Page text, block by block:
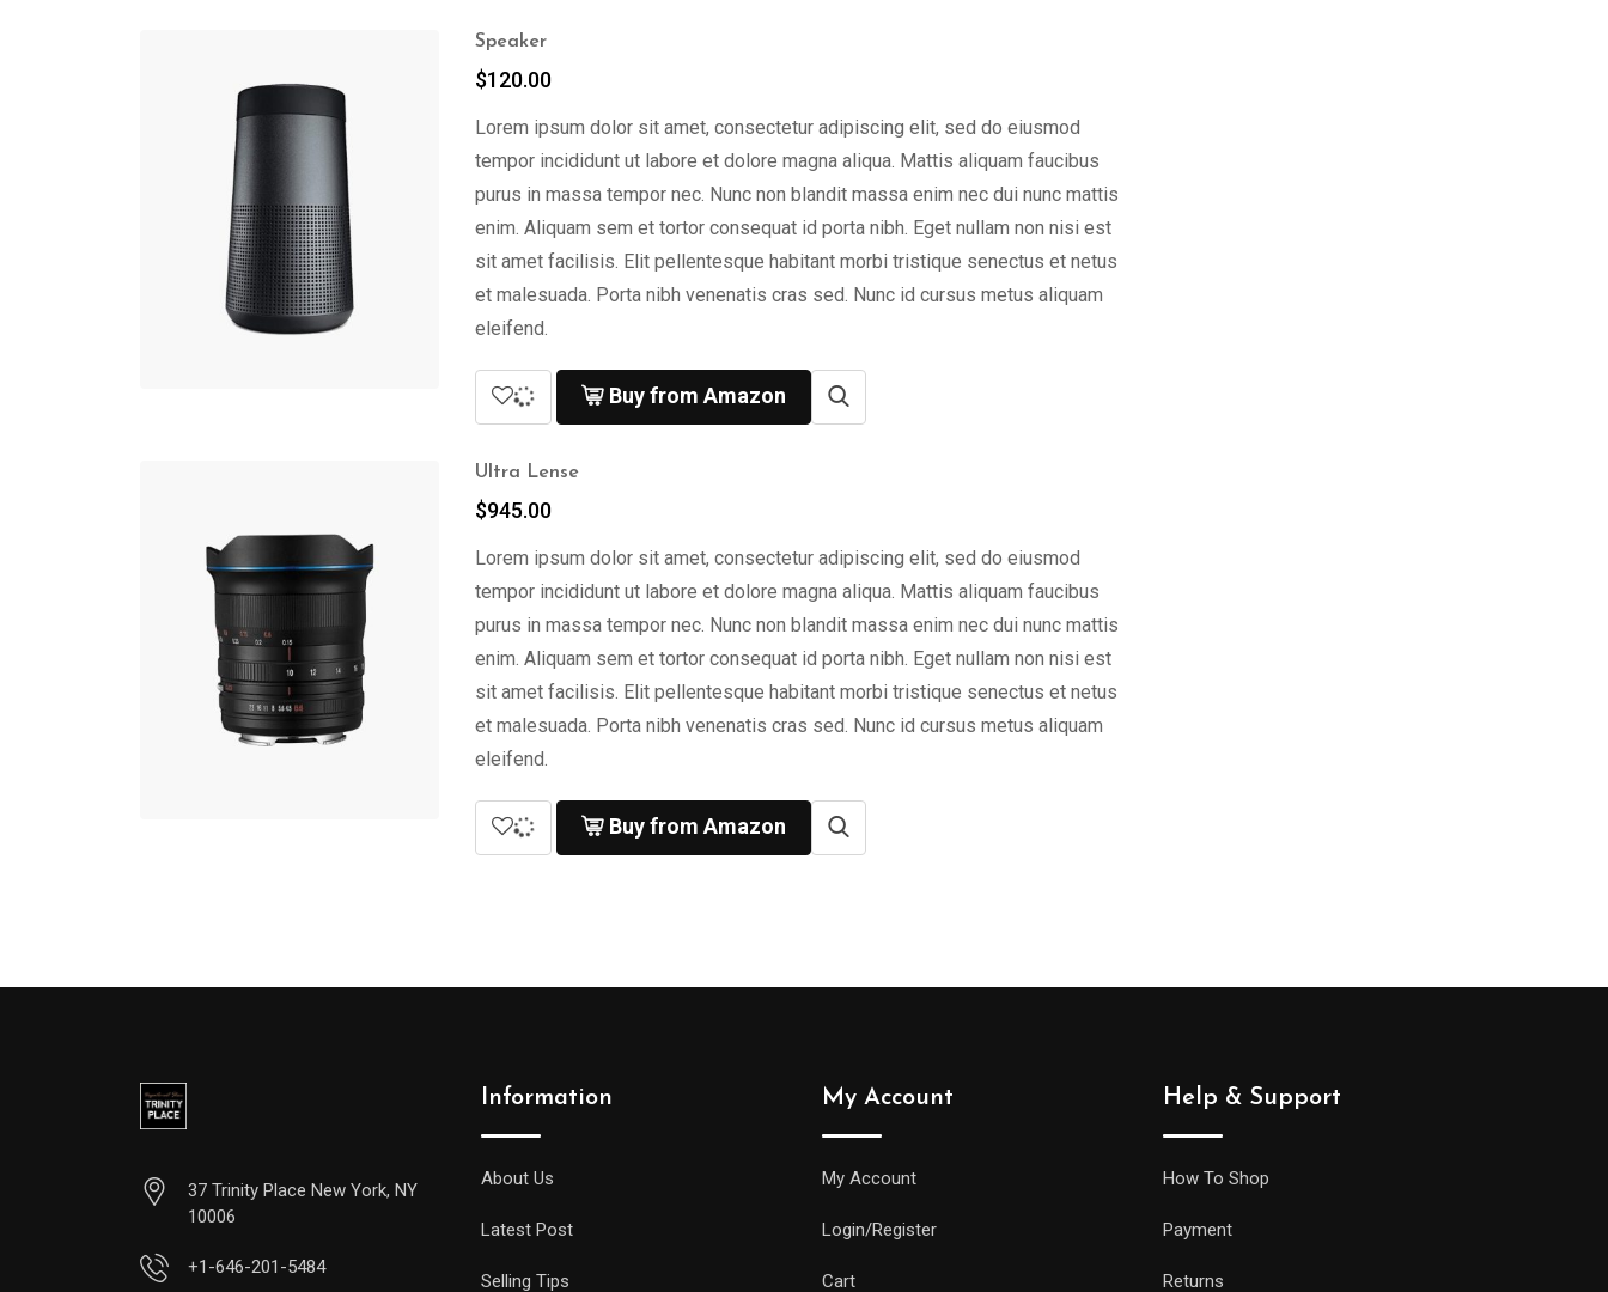
Speaker
$120.00
Lorem ipsum dolor sit amet, consectetur adipiscing elit, sed do eiusmod
tempor incididunt ut labore et dolore magna aliqua. Mattis aliquam faucibus
purus in massa tempor nec. Nunc non blandit massa enim nec dui nunc mattis
enim. Aliquam sem et tortor consequat id porta nibh. Eget nullam non nisi est
sit amet facilisis. Elit pellentesque habitant morbi tristique senectus et netus
et malesuada. Porta nibh venenatis cras sed. Nunc id cursus metus aliquam
eleifend.
Buy from Amazon
Ultra Lense
$945.00
Lorem ipsum dolor sit amet, consectetur adipiscing elit, sed do eiusmod
tempor incididunt ut labore et dolore magna aliqua. Mattis aliquam faucibus
purus in massa tempor nec. Nunc non blandit massa enim nec dui nunc mattis
enim. Aliquam sem et tortor consequat id porta nibh. Eget nullam non nisi est
sit amet facilisis. Elit pellentesque habitant morbi tristique senectus et netus
et malesuada. Porta nibh venenatis cras sed. Nunc id cursus metus aliquam
eleifend.
Buy from Amazon
37 Trinity Place New York, NY
10006
+1-646-201-5484
Information
About Us
Latest Post
Selling Tips
My Account
My Account
Login/Register
Cart
Help & Support
How To Shop
Payment
Returns